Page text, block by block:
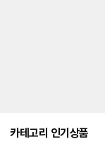
카테고리 인기상품